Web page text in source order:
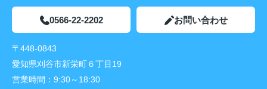
0566-22-2202 お問い合わせ
〒448-0843
愛知県刈谷市新栄町６丁目19
営業時間： 9:30～18:30